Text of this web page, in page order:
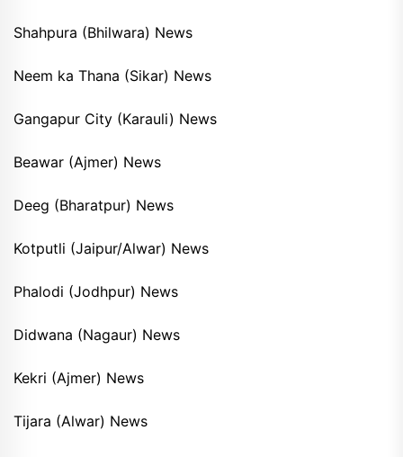
Shahpura (Bhilwara) News
Neem ka Thana (Sikar) News
Gangapur City (Karauli) News
Beawar (Ajmer) News
Deeg (Bharatpur) News
Kotputli (Jaipur/Alwar) News
Phalodi (Jodhpur) News
Didwana (Nagaur) News
Kekri (Ajmer) News
Tijara (Alwar) News